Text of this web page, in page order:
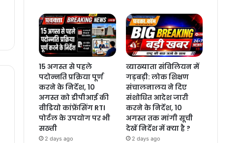
15 अगस्त से पहले
पदोन्नति प्रक्रिया पूर्ण
करने के निर्देश, 10
अगस्त को डीपीआई की
वीडियो कांफ्रेंसिंग RTI
पोर्टल के उपयोग पर भी
सख्ती
2 days ago
व्याख्याता संविलियन में
गड़बड़ी: लोक शिक्षण
संचालनालय ने दिए
संशोधित आदेश जारी
करने के निर्देश, 10
अगस्त तक मांगी सूची
देखें निर्देश में क्या है ?
2 days ago